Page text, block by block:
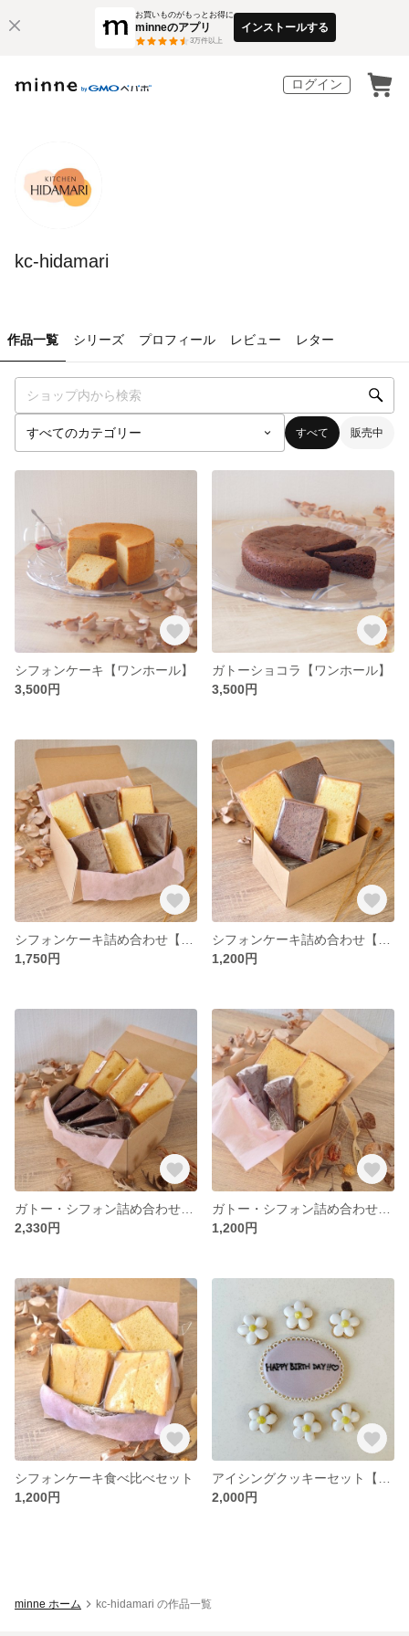
お買いものがもっとお得に
minneのアプリ
3万件以上
インストールする
ログイン
kc-hidamari
作品一覧 シリーズ プロフィール レビュー レター
すべて 販売中
シフォンケーキ【ワンホール】
3,500円
ガトーショコラ【ワンホール】
3,500円
1,750円
1,200円
2,330円
1,200円
シフォンケーキ食べ比べセット
1,200円
2,000円
minne ホーム kc-hidamari の作品一覧